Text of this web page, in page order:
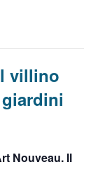
villino
Nouveau. Il